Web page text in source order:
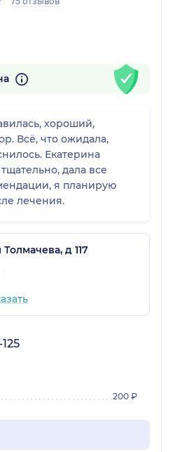
хороший,
Всё, что ожидала,
Екатерина
дала все
я планирую
лечения.
д 117
200 ₽